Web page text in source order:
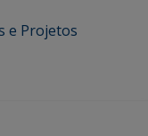
e Projetos